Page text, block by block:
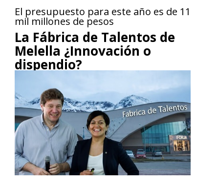
El presupuesto para este año es de 11
mil millones de pesos
La Fábrica de Talentos de
Melella ¿Innovación o
dispendio?